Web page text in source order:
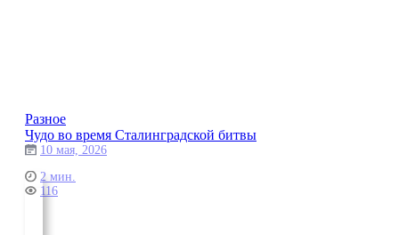
Разное
Чудо во время Сталинградской битвы
10 мая, 2026
2 мин.
116